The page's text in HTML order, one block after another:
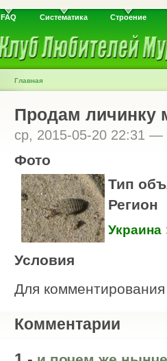
FAQ Систематика Строение
Главная
Продам личинку
ср, 2015-05-20 22:31 —
Фото
Тип
Регион
Украина
Условия
Для
Комментарии